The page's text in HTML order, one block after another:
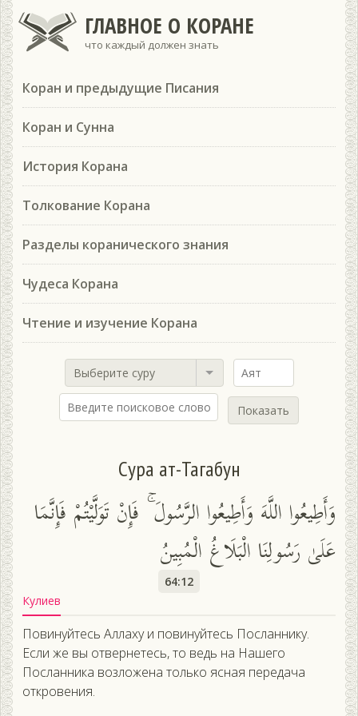
ГЛАВНОЕ О КОРАНЕ
что каждый должен знать
Коран и предыдущие Писания
Коран и Сунна
История Корана
Толкование Корана
Разделы коранического знания
Чудеса Корана
Чтение и изучение Корана
Выберите суру
Показать
Сура ат-Тагабун
وَأَطِيعُوا اللَّهَ وَأَطِيعُوا الرَّسُولَ ۚ فَإِنْ تَوَلَّيْتُمْ فَإِنَّمَا
عَلَىٰ رَسُولِنَا الْبَلَاغُ الْمُبِينُ
64:12
Кулиев
Повинуйтесь Аллаху и повинуйтесь Посланнику.
Если же вы отвернетесь, то ведь на Нашего
Посланника возложена только ясная передача
откровения.